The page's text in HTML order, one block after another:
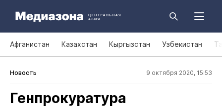
Афганистан Казахстан Кыргызстан Узбекистан
Новость 9 октября 2020, 15:53
Генпрокуратура